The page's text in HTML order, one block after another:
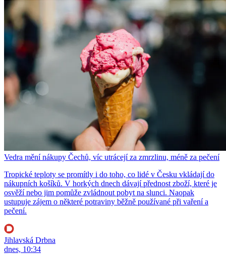
Vedra mění nákupy Čechů, víc utrácejí za zmrzlinu, méně za pečení
Tropické teploty se promítly i do toho, co lidé v Česku vkládají do
nákupních košíků. V horkých dnech dávají přednost zboží, které je
osvěží nebo jim pomůže zvládnout pobyt na slunci. Naopak
ustupuje zájem o některé potraviny běžně používané při vaření a
pečení.
Jihlavská Drbna
dnes, 10:34